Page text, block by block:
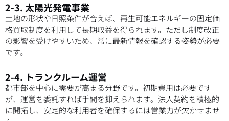
2-3. 太陽光発電事業
土地の形状や日照条件が合えば、再生可能エネルギーの固定価
格買取制度を利用して長期収益を得られます。ただし制度改正
の影響を受けやすいため、常に最新情報を確認する姿勢が必要
です。
2-4. トランクルーム運営
都市部を中心に需要が高まる分野です。初期費用は必要です
が、運営を委託すれば手間を抑えられます。法人契約を積極的
に開拓し、安定的な利用者を確保するには営業力が欠かせませ